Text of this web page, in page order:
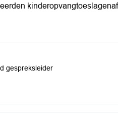
gespreksleider